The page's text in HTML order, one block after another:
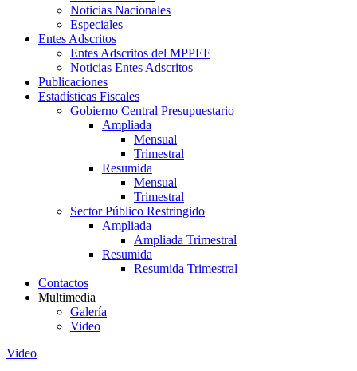
Noticias Nacionales
Especiales
Entes Adscritos
Entes Adscritos del MPPEF
Noticias Entes Adscritos
Publicaciones
Estadísticas Fiscales
Gobierno Central Presupuestario
Ampliada
Mensual
Trimestral
Resumida
Mensual
Trimestral
Sector Público Restringido
Ampliada
Ampliada Trimestral
Resumida
Resumida Trimestral
Contactos
Multimedia
Galería
Video
Video